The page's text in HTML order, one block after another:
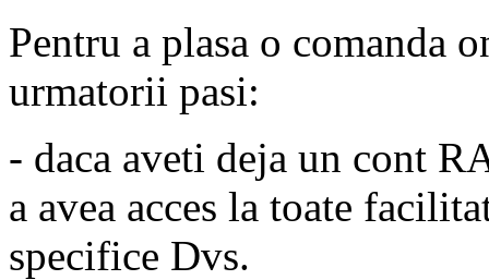
Pentru a plasa o comanda
urmatorii pasi:
- daca aveti deja un cont
a avea acces la toate
specifice Dvs.